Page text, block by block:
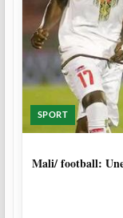
SPORT
Mali/ football: